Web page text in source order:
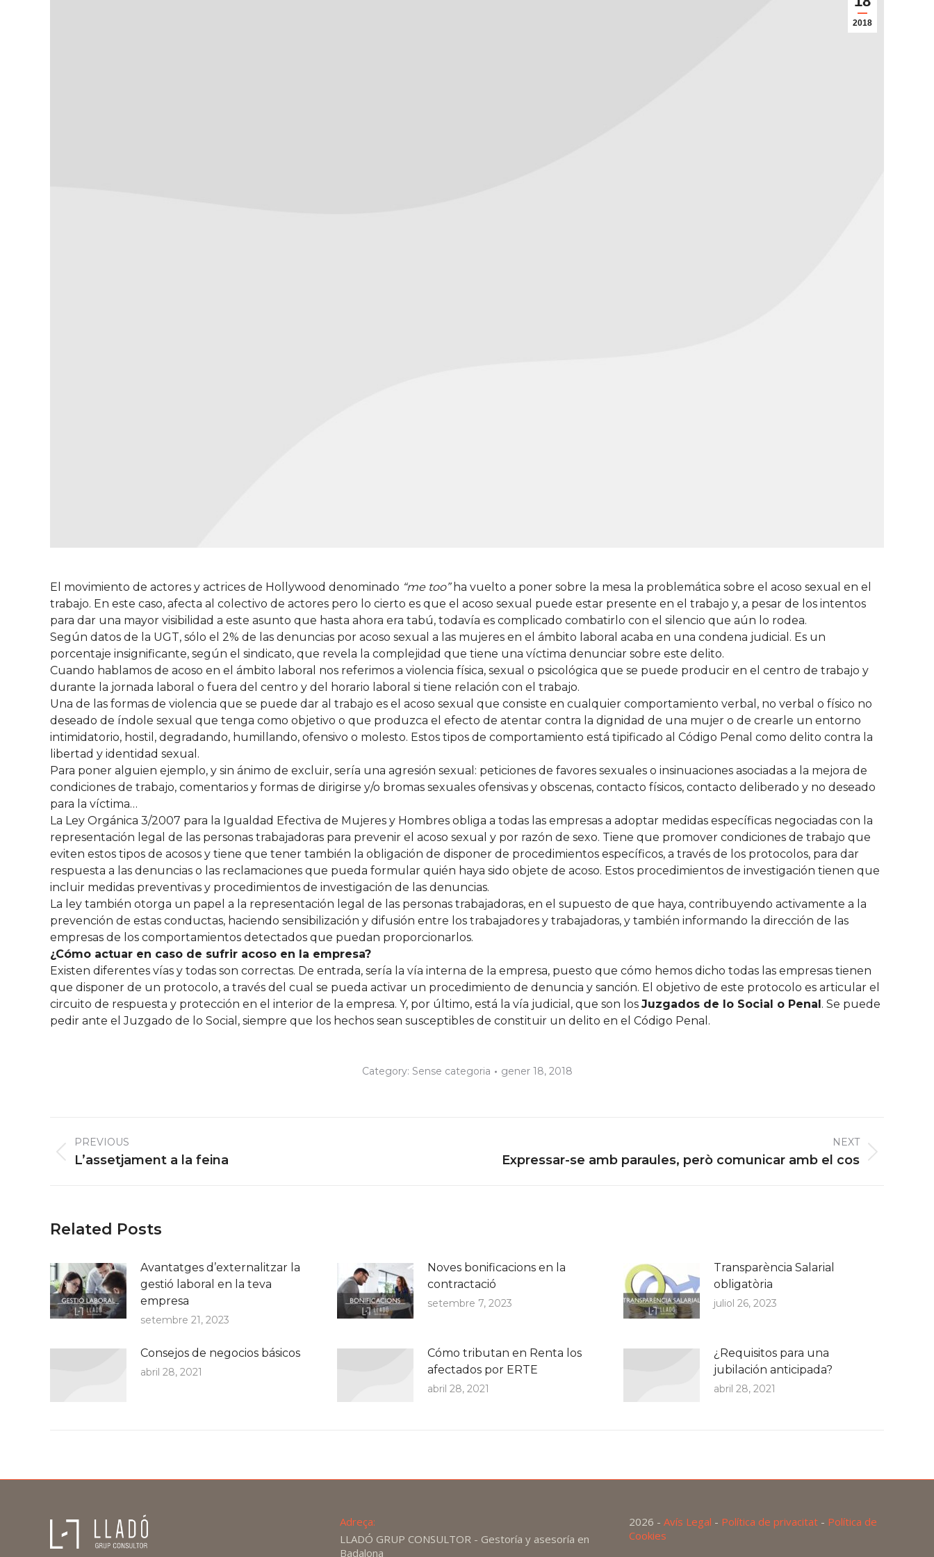
2018
El movimiento de actores y actrices de Hollywood denominado “me too”ha vuelto a poner sobre la mesa la problemática sobre el acoso sexual en el
trabajo. En este caso, afecta al colectivo de actores pero lo cierto es que el acoso sexual puede estar presente en el trabajo y, a pesar de los intentos
para dar una mayor visibilidad a este asunto que hasta ahora era tabú, todavía es complicado combatirlo con el silencio que aún lo rodea.
Según datos de la UGT, sólo el 2% de las denuncias por acoso sexual a las mujeres en el ámbito laboral acaba en una condena judicial. Es un
porcentaje insignificante, según el sindicato, que revela la complejidad que tiene una víctima denunciar sobre este delito.
Cuando hablamos de acoso en el ámbito laboral nos referimos a violencia física, sexual o psicológica que se puede producir en el centro de trabajo y
durante la jornada laboral o fuera del centro y del horario laboral si tiene relación con el trabajo.
Una de las formas de violencia que se puede dar al trabajo es el acoso sexual que consiste en cualquier comportamiento verbal, no verbal o físico no
deseado de índole sexual que tenga como objetivo o que produzca el efecto de atentar contra la dignidad de una mujer o de crearle un entorno
intimidatorio, hostil, degradando, humillando, ofensivo o molesto. Estos tipos de comportamiento está tipificado al Código Penal como delito contra la
libertad y identidad sexual.
Para poner alguien ejemplo, y sin ánimo de excluir, sería una agresión sexual: peticiones de favores sexuales o insinuaciones asociadas a la mejora de
condiciones de trabajo, comentarios y formas de dirigirse y/o bromas sexuales ofensivas y obscenas, contacto físicos, contacto deliberado y no deseado
para la víctima…
La Ley Orgánica 3/2007 para la Igualdad Efectiva de Mujeres y Hombres obliga a todas las empresas a adoptar medidas específicas negociadas con la
representación legal de las personas trabajadoras para prevenir el acoso sexual y por razón de sexo. Tiene que promover condiciones de trabajo que
eviten estos tipos de acosos y tiene que tener también la obligación de disponer de procedimientos específicos, a través de los protocolos, para dar
respuesta a las denuncias o las reclamaciones que pueda formular quién haya sido objete de acoso. Estos procedimientos de investigación tienen que
incluir medidas preventivas y procedimientos de investigación de las denuncias.
La ley también otorga un papel a la representación legal de las personas trabajadoras, en el supuesto de que haya, contribuyendo activamente a la
prevención de estas conductas, haciendo sensibilización y difusión entre los trabajadores y trabajadoras, y también informando la dirección de las
empresas de los comportamientos detectados que puedan proporcionarlos.
¿Cómo actuar en caso de sufrir acoso en la empresa?
Existen diferentes vías y todas son correctas. De entrada, sería la vía interna de la empresa, puesto que cómo hemos dicho todas las empresas tienen
que disponer de un protocolo, a través del cual se pueda activar un procedimiento de denuncia y sanción. El objetivo de este protocolo es articular el
circuito de respuesta y protección en el interior de la empresa. Y, por último, está la vía judicial, que son los Juzgados de lo Social o Penal. Se puede
pedir ante el Juzgado de lo Social, siempre que los hechos sean susceptibles de constituir un delito en el Código Penal.
Category: Sense categoria gener 18, 2018
navigation
PREVIOUS
Previous
L’assetjament a la feina
NEXT
NextExpressar-se amb paraules, però comunicar amb el cos
Related Posts
Avantatges d’externalitzar la
gestió laboral en la teva
empresa
setembre 21, 2023
Noves bonificacions en la
contractació
setembre 7, 2023
Transparència Salarial
obligatòria
juliol 26, 2023
Consejos de negocios básicos
abril 28, 2021
Cómo tributan en Renta los
afectados por ERTE
abril 28, 2021
¿Requisitos para una
jubilación anticipada?
abril 28, 2021
Adreça:
LLADÓ GRUP CONSULTOR - Gestoría y asesoría en
Badalona
2026 -Avís Legal - Política de privacitat - Política de
Cookies